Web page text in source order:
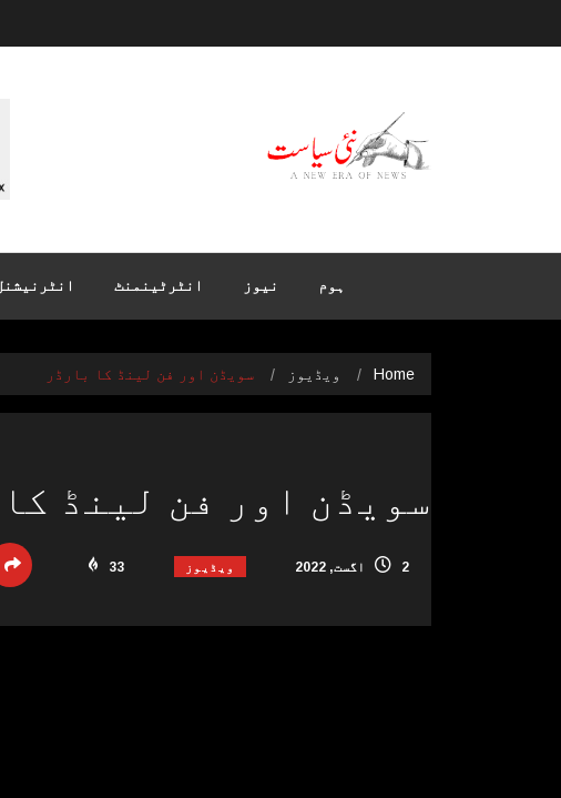
ہوم نیوز انٹرٹینمنٹ
Home ویڈیوز سویڈن اور فن لینڈ کا بارڈر
سویڈن اور فن لینڈ
2 اگست, 2022 ویڈیوز 33